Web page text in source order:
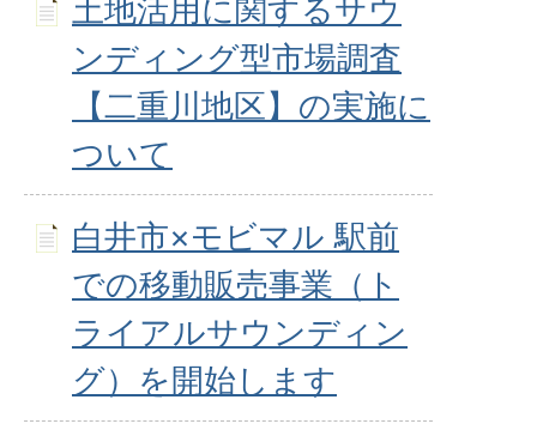
土地活用に関するサウ
ンディング型市場調査
【二重川地区】の実施に
ついて
白井市×モビマル 駅前
での移動販売事業（ト
ライアルサウンディン
グ）を開始します